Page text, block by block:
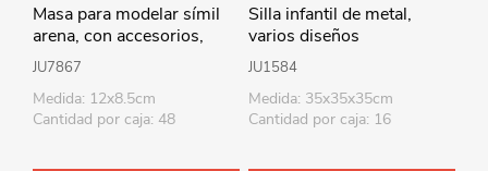
Masa para modelar símil
arena, con accesorios,
varios colores
JU7867
Medida: 12x8.5cm
Cantidad por caja: 48
Silla infantil de metal,
varios diseños
JU1584
Medida: 35x35x35cm
Cantidad por caja: 16